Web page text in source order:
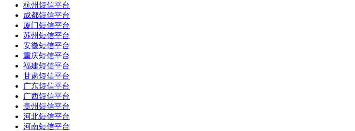
杭州短信平台
成都短信平台
厦门短信平台
苏州短信平台
安徽短信平台
重庆短信平台
福建短信平台
甘肃短信平台
广东短信平台
广西短信平台
贵州短信平台
河北短信平台
河南短信平台